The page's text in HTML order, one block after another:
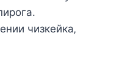
чизкeйкa‚